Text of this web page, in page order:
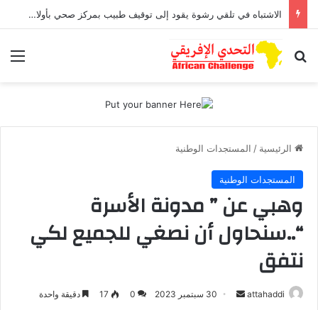
الاشتباه في تلقي رشوة يقود إلى توقيف طبيب بمركز صحي بأولاد افرج
بحث عن
الرئيسية / المستجدات الوطنية
المستجدات الوطنية
وهبي عن ” مدونة الأسرة
“..سنحاول أن نصغي للجميع لكي
نتفق
attahaddi
أرسل 30 سبتمبر 2023 0
17 دقيقة واحدة